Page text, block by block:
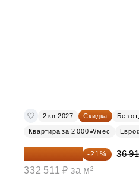
2 кв 2027 Скидка Без
Квартира за 2 000 ₽/мес
29 161 215 ₽ -21%
36
332 511 ₽ за м²